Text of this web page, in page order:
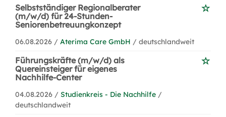
Selbstständiger Regionalberater
(m/w/d) für 24-Stunden-
Seniorenbetreuungkonzept
06.08.2026 / Aterima Care GmbH / deutschlandweit
Führungskräfte (m/w/d) als
Quereinsteiger für eigenes
Nachhilfe-Center
04.08.2026 / Studienkreis - Die Nachhilfe /
deutschlandweit